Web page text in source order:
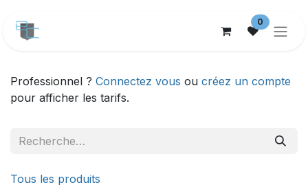
0
Professionnel ? Connectez vous ou créez un compte
pour afficher les tarifs.
Tous les produits